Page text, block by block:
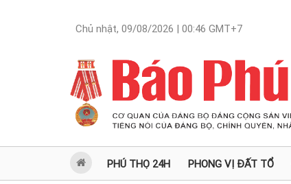
Chủ nhật, 09/08/2026 | 00:46 GMT+7
PHÚ THỌ 24H PHONG VỊ ĐẤT TỔ